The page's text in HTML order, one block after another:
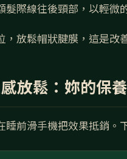
髮際線往後頸部，以輕微
，放鬆帽狀腱膜，這是改
放鬆：妳的保
前滑手機把效果抵銷。